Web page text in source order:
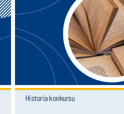
Historia konkursu